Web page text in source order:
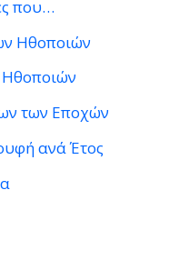
που…
Ηθοποιών
Ηθοποιών
των Εποχών
ανά Έτος